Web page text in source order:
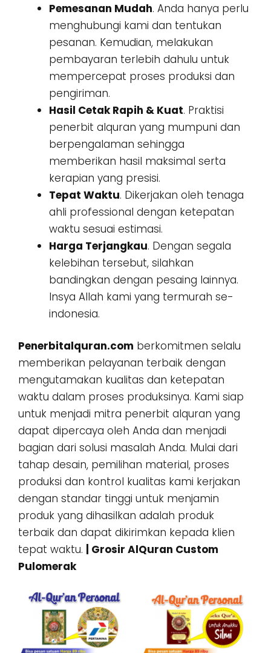
Pemesanan Mudah. Anda hanya perlu
menghubungi kami dan tentukan
pesanan. Kemudian, melakukan
pembayaran terlebih dahulu untuk
mempercepat proses produksi dan
pengiriman.
Hasil Cetak Rapih & Kuat. Praktisi
penerbit alquran yang mumpuni dan
berpengalaman sehingga
memberikan hasil maksimal serta
kerapian yang presisi.
Tepat Waktu. Dikerjakan oleh tenaga
ahli professional dengan ketepatan
waktu sesuai estimasi.
Harga Terjangkau. Dengan segala
kelebihan tersebut, silahkan
bandingkan dengan pesaing lainnya.
Insya Allah kami yang termurah se-
indonesia.
Penerbitalquran.com berkomitmen selalu
memberikan pelayanan terbaik dengan
mengutamakan kualitas dan ketepatan
waktu dalam proses produksinya. Kami siap
untuk menjadi mitra penerbit alquran yang
dapat dipercaya oleh Anda dan menjadi
bagian dari solusi masalah Anda. Mulai dari
tahap desain, pemilihan material, proses
produksi dan kontrol kualitas kami kerjakan
dengan standar tinggi untuk menjamin
produk yang dihasilkan adalah produk
terbaik dan dapat dikirimkan kepada klien
tepat waktu.
| Grosir AlQuran Custom
Pulomerak